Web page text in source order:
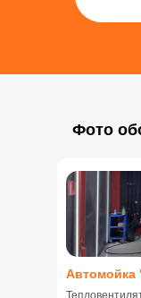
Фото
Автомойка